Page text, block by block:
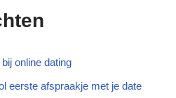
online dating
eerste afspraakje met je date